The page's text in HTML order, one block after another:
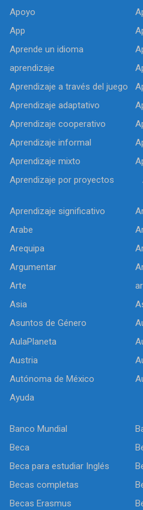
Apoyo
App
Aprende un idioma
aprendizaje
Aprendizaje a través del juego
Aprendizaje adaptativo
Aprendizaje cooperativo
Aprendizaje informal
Aprendizaje mixto
Aprendizaje por proyectos
Aprendizaje significativo
Arabe
Arequipa
Argumentar
Arte
Asia
Asuntos de Género
AulaPlaneta
Austria
Autónoma de México
Ayuda
Banco Mundial
Beca
Beca para estudiar Inglés
Becas completas
Becas Erasmus